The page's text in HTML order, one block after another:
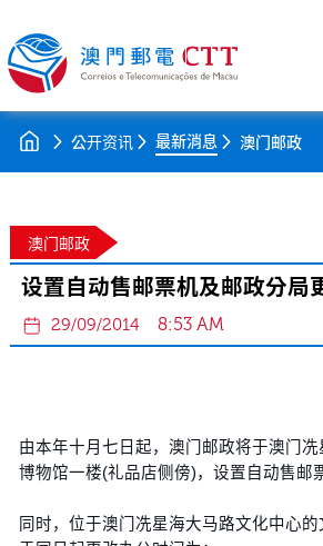
公开资讯 最新消息 澳门邮政
澳门邮政
设置自动售邮票机及邮政分局
29/09/2014 8:53 AM
由本年十月七日起，澳门邮政将于澳门
博物馆一楼(礼品店侧傍)，设置自动售邮
同时，位于澳门冼星海大马路文化中心